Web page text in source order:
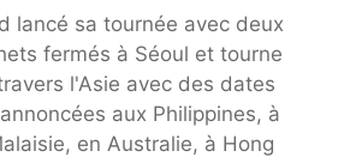
lancé sa tournée avec deux
fermés à Séoul et tourne
l'Asie avec des dates
aux Philippines, à
en Australie, à Hong